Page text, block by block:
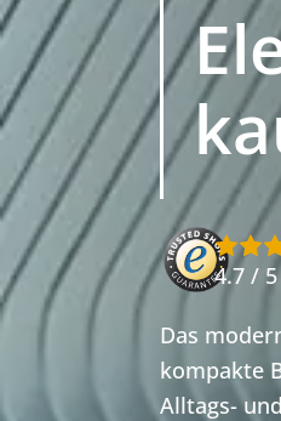
4.7 /
Das
kompakte
Alltags-